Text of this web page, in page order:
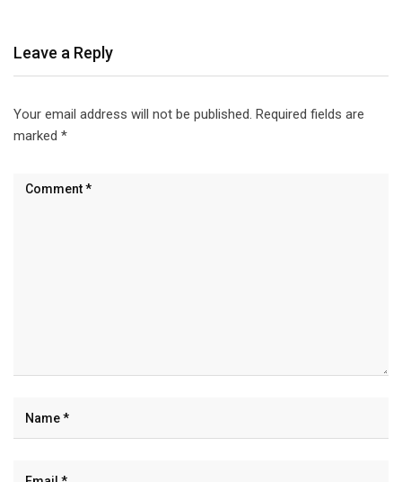
Leave a Reply
Your email address will not be published. Required fields are
marked *